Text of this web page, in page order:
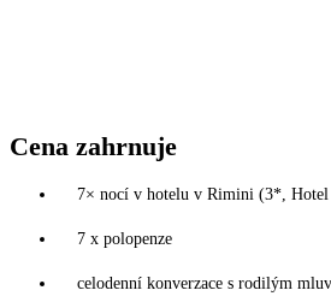
Cena zahrnuje
7× nocí v hotelu v Rimini (3*,
7 x polopenze
celodenní konverzace s rodilým